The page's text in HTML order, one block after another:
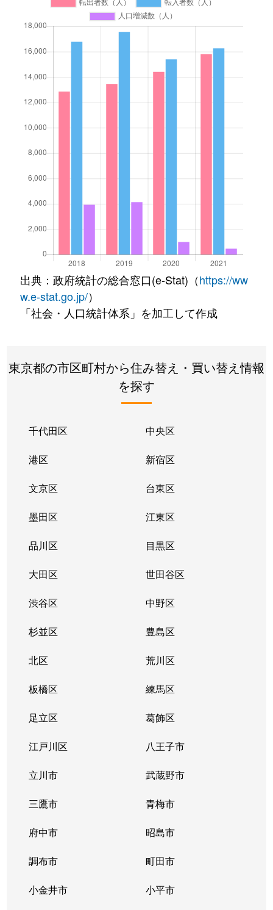
出典：政府統計の総合窓口(e-Stat)（https://ww
w.e-stat.go.jp/）
「社会・人口統計体系」を加工して作成
東京都の市区町村から住み替え・買い替え情報
を探す
千代田区 中央区
港区 新宿区
文京区 台東区
墨田区 江東区
品川区 目黒区
大田区 世田谷区
渋谷区 中野区
杉並区 豊島区
北区 荒川区
板橋区 練馬区
足立区 葛飾区
江戸川区 八王子市
立川市 武蔵野市
三鷹市 青梅市
府中市 昭島市
調布市 町田市
小金井市 小平市